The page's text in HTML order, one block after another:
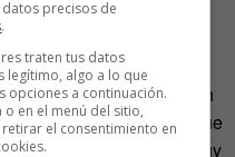
razona.
del humor, muy bien
«La autora le coloca un
que ella, que tiene que
de una mujer». Muy
precisos de
.
traten tus datos
legítimo, algo a lo que
opciones a continuación.
en el menú del sitio,
el consentimiento en